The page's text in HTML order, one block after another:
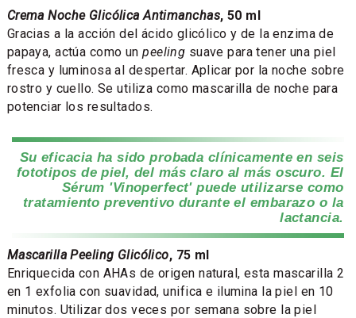
Crema Noche Glicólica Antimanchas, 50 ml
Gracias a la acción del ácido glicólico y de la enzima de
papaya, actúa como unpeeling suave para tener una piel
fresca y luminosa al despertar. Aplicar por la noche sobre
rostro y cuello. Se utiliza como mascarilla de noche para
potenciar los resultados.
Su eficacia ha sido probada clínicamente en seis
fototipos de piel, del más claro al más oscuro. El
Sérum 'Vinoperfect' puede utilizarse como
tratamiento preventivo durante el embarazo o la
lactancia.
Mascarilla Peeling Glicólico, 75 ml
Enriquecida con AHAs de origen natural, esta mascarilla 2
en 1 exfolia con suavidad, unifica e ilumina la piel en 10
minutos. Utilizar dos veces por semana sobre la piel